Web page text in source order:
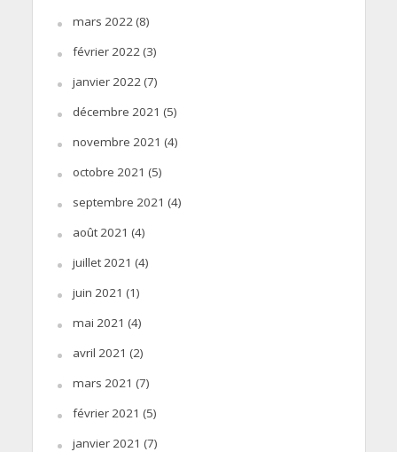
mars 2022(8)
février 2022(3)
janvier 2022(7)
décembre 2021 (5)
novembre 2021 (4)
octobre 2021 (5)
septembre 2021 (4)
août 2021 (4)
juillet 2021 (4)
juin 2021 (1)
mai 2021 (4)
avril 2021 (2)
mars 2021 (7)
février 2021 (5)
janvier 2021 (7)